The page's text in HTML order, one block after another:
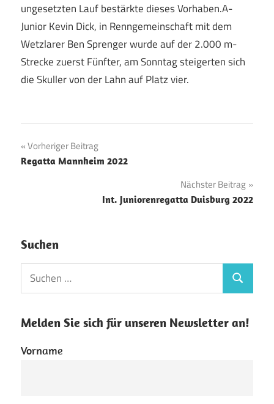
ungesetzten Lauf bestärkte dieses Vorhaben.A-
Junior Kevin Dick, in Renngemeinschaft mit dem
Wetzlarer Ben Sprenger wurde auf der 2.000 m-
Strecke zuerst Fünfter, am Sonntag steigerten sich
die Skuller von der Lahn auf Platz vier.
Beitragsnavigation
Vorheriger Beitrag
Regatta Mannheim 2022
Nächster Beitrag
Int. Juniorenregatta Duisburg 2022
Suchen
Suchen
nach:
Suchen
Melden Sie sich für unseren Newsletter an!
Vorname